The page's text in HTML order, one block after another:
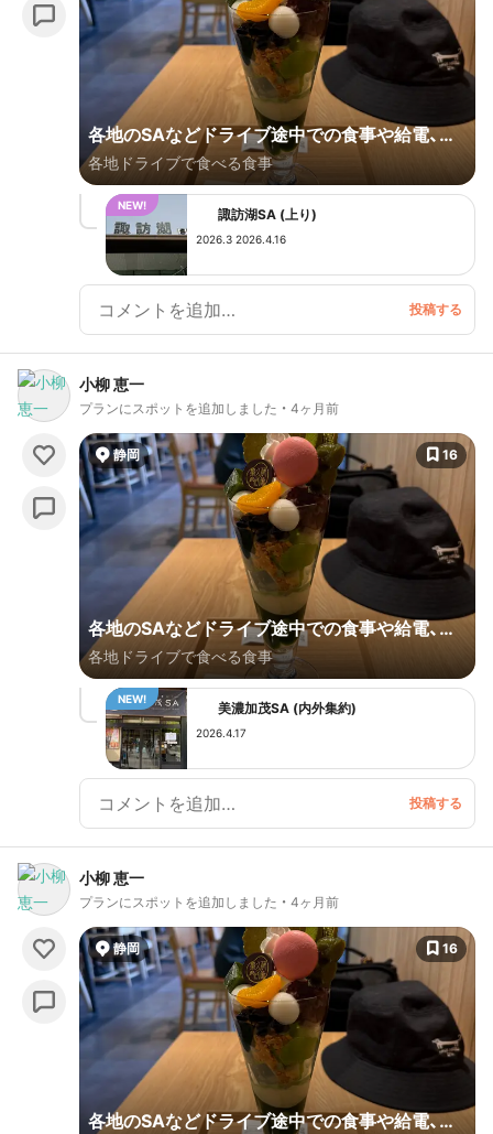
いみたい…。 住宅街の片隅など目立たないところにあ
る”隠れ家的存在”のお店が多いのも面白いです。 新し
いお店もどんどん誕生しているのでご紹介します。
各地のSAなどドライブ途中での食事や給電、そ
して日帰り温泉。
各地ドライブで食べる食事
諏訪湖SA (上り)
2026.3 2026.4.16
小柳 恵一
プランにスポットを追加しました 4ヶ月前
静岡 16
各地のSAなどドライブ途中での食事や給電、そ
して日帰り温泉。
各地ドライブで食べる食事
美濃加茂SA (内外集約)
2026.4.17
小柳 恵一
プランにスポットを追加しました 4ヶ月前
静岡 16
各地のSAなどドライブ途中での食事や給電、そ